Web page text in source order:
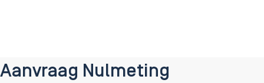
Aanvraag Nulmeting